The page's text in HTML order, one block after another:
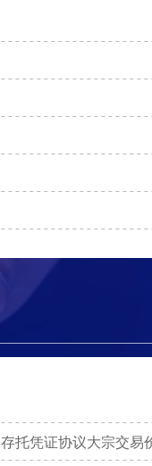
托凭证协议大宗交易